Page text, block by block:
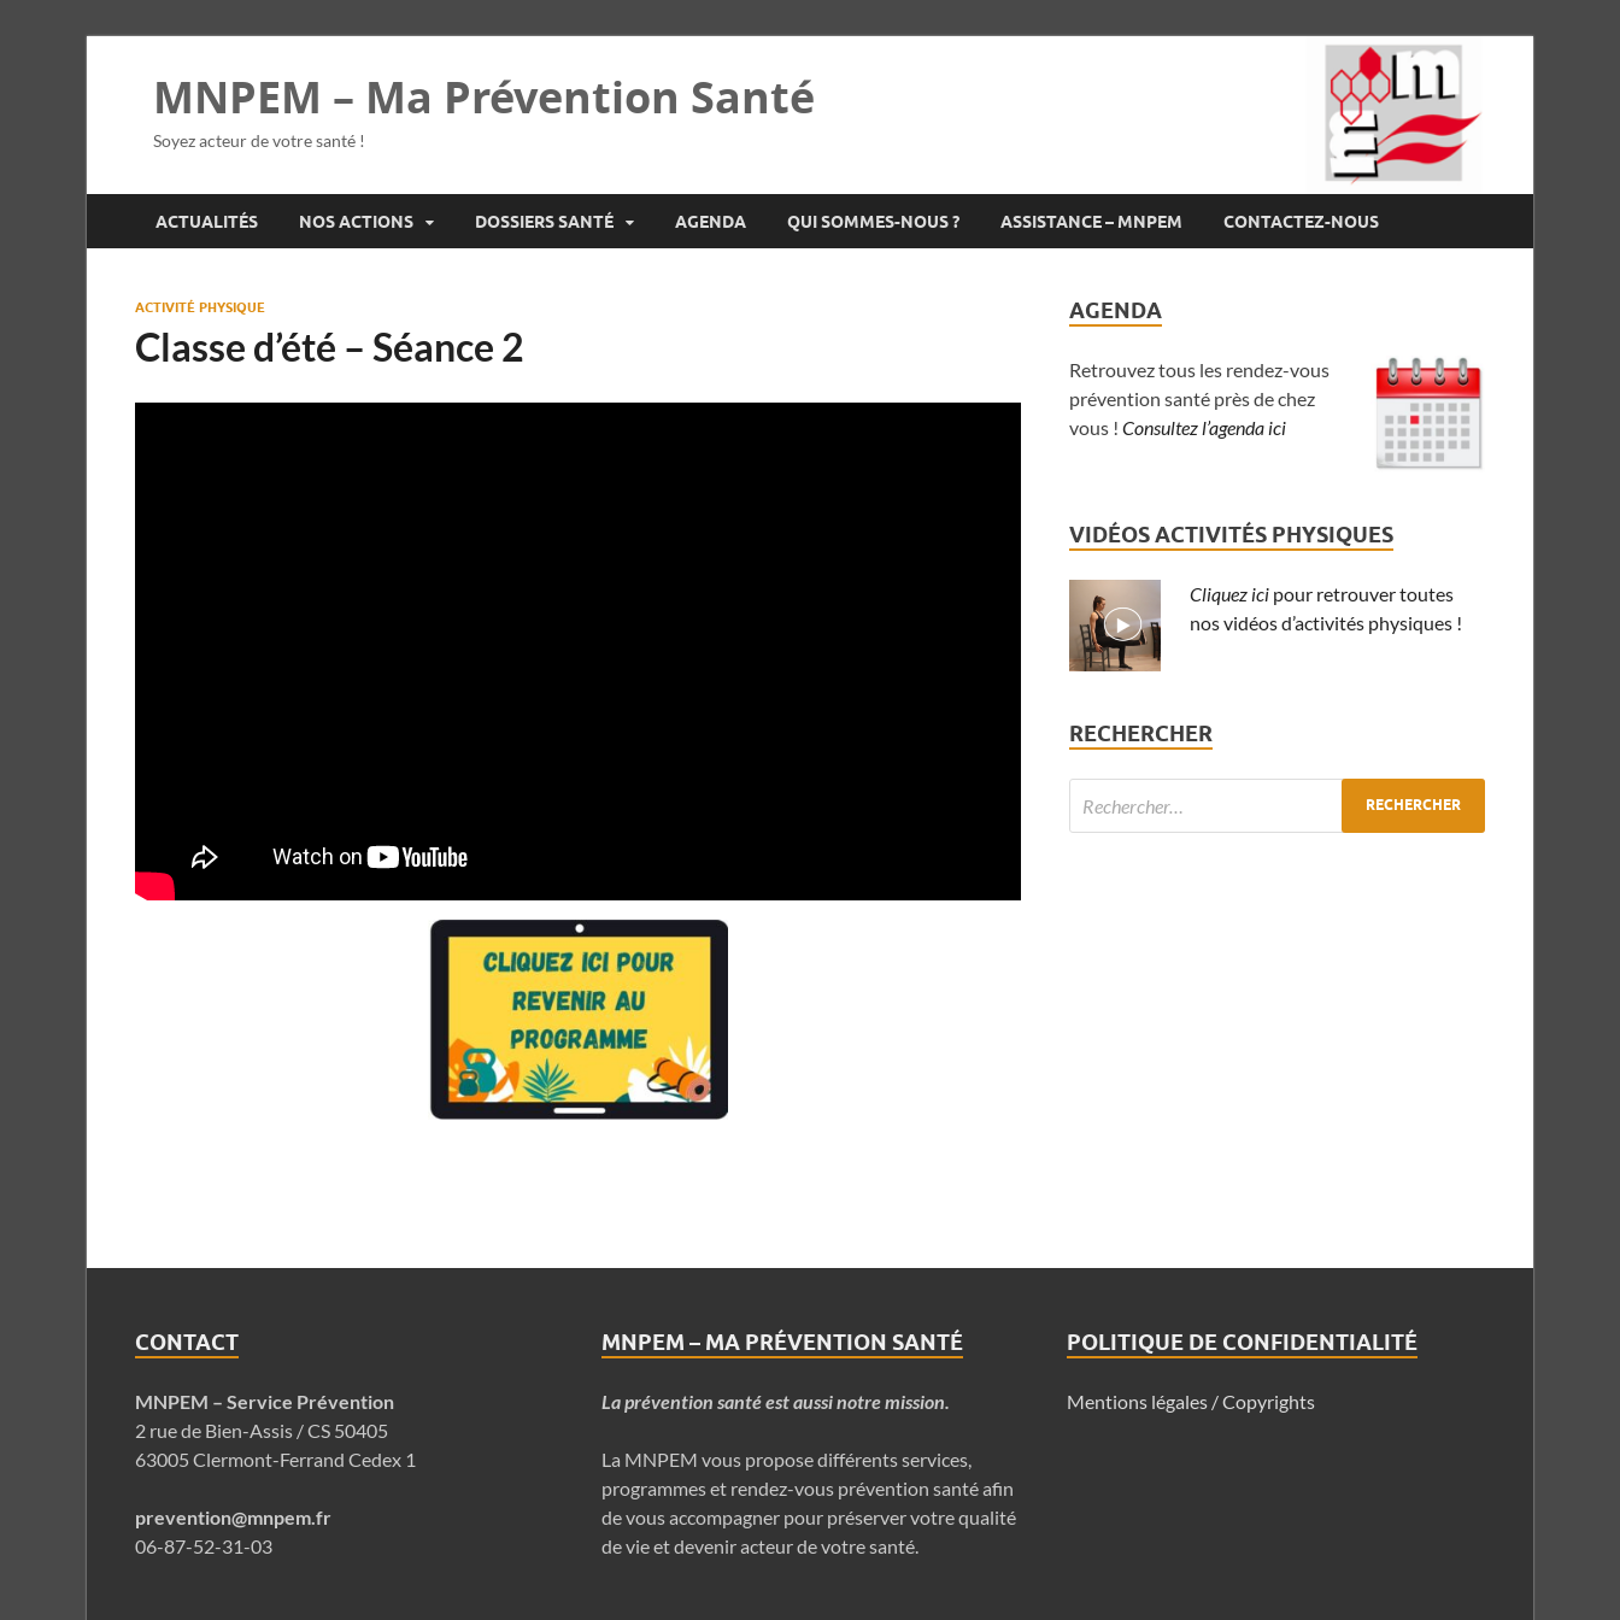
MNPEM – Ma Prévention Santé
Soyez acteur de votre santé !
ACTUALITÉS NOS ACTIONS DOSSIERS SANTÉ AGENDA QUI SOMMES-NOUS ? ASSISTANCE – MNPEM CONTACTEZ-NOUS
ACTIVITÉ PHYSIQUE
Classe d’été – Séance 2
AGENDA
Retrouvez tous les rendez-vous
prévention santé près de chez
vous !Consultez l’agenda ici
VIDÉOS ACTIVITÉS PHYSIQUES
Cliquez ici pour retrouver toutes
nos vidéos d’activités physiques !
RECHERCHER
CONTACT
MNPEM – Service Prévention
2 rue de Bien-Assis / CS 50405
63005 Clermont-Ferrand Cedex 1
prevention@mnpem.fr
06-87-52-31-03
MNPEM – MA PRÉVENTION SANTÉ
La prévention santé est aussi notre mission.
La MNPEM vous propose différents services,
programmes et rendez-vous prévention santé afin
de vous accompagner pour préserver votre qualité
de vie et devenir acteur de votre santé.
POLITIQUE DE CONFIDENTIALITÉ
Mentions légales / Copyrights